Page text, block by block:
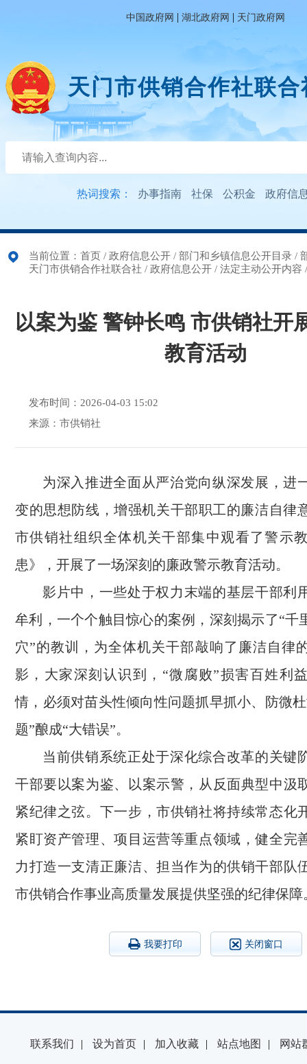
中国政府网 | 湖北政府网 | 天门政府网
天门市供销合作社联合
热词搜索： 办事指南 社保 公积金 政府信
当前位置： 首页 / 政府信息公开 / 部门和乡镇信息公开目录 /
天门市供销合作社联合社 / 政府信息公开 / 法定主动公开内容
以案为鉴 警钟长鸣 市供销社开
教育活动
发布时间：2026-04-03 15:02
来源：市供销社
为深入推进全面从严治党向纵深发展，进
变的思想防线，增强机关干部职工的廉洁自律
市供销社组织全体机关干部集中观看了警示
患》，开展了一场深刻的廉政警示教育活动。
影片中，一些处于权力末端的基层干部利
牟利，一个个触目惊心的案例，深刻揭示了“千
穴”的教训，为全体机关干部敲响了廉洁自律
影，大家深刻认识到，“微腐败”损害百姓利
情，必须对苗头性倾向性问题抓早抓小、防微
题”酿成“大错误”。
当前供销系统正处于深化综合改革的关键
干部要以案为鉴、以案示警，从反面典型中汲
紧纪律之弦。下一步，市供销社将持续常态化
紧盯资产管理、项目运营等重点领域，健全完
力打造一支清正廉洁、担当作为的供销干部队
市供销合作事业高质量发展提供坚强的纪律保障
我要打印 关闭窗口
联系我们 | 设为首页 | 加入收藏 | 站点地图 | 网站